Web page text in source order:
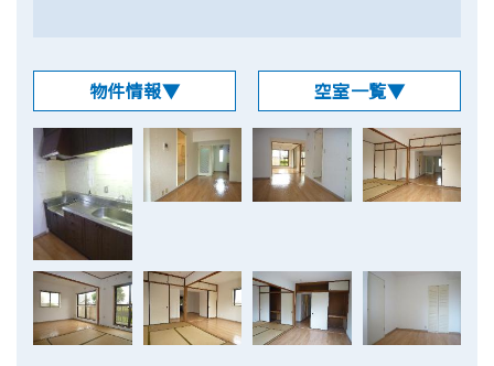
物件情報▼ 空室一覧▼